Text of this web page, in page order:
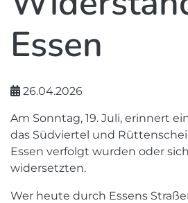
Essen
26.04.2026
Am Sonntag, 19. Juli, erinnert
das Südviertel und
Essen verfolgt wurden oder
widersetzten.
Wer heute durch Essens